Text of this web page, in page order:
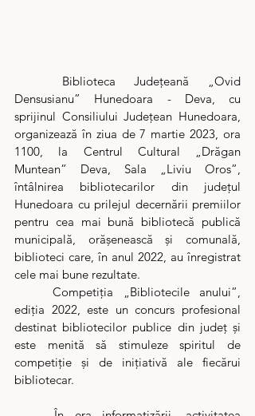
Densusianu” Hunedoara - Deva, cu
sprijinul Consiliului Județean Hunedoara,
organizează în ziua de 7 martie 2023, ora
1100, la Centrul Cultural „Drăgan
Muntean” Deva, Sala „Liviu Oros”,
întâlnirea bibliotecarilor din județul
Hunedoara cu prilejul decernării premiilor
pentru cea mai bună bibliotecă publică
municipală, orășenească și comunală,
biblioteci care, în anul 2022, au înregistrat
cele mai bune rezultate.
	Competiția „Bibliotecile anului”,
ediția 2022, este un concurs profesional
destinat bibliotecilor publice din județ și
este menită să stimuleze spiritul de
competiție și de inițiativă ale fiecărui
bibliotecar.